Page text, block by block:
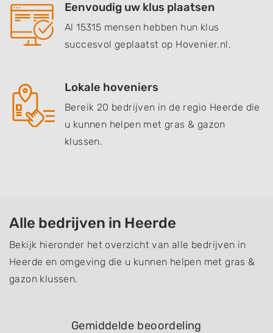
Eenvoudig uw klus plaatsen
Al 15315 mensen hebben hun klus
succesvol geplaatst op Hovenier.nl.
Lokale hoveniers
Bereik 20 bedrijven in de regio Heerde die
u kunnen helpen met gras & gazon
klussen.
Alle bedrijven in Heerde
Bekijk hieronder het overzicht van alle bedrijven in
Heerde en omgeving die u kunnen helpen met gras &
gazon klussen.
Gemiddelde beoordeling